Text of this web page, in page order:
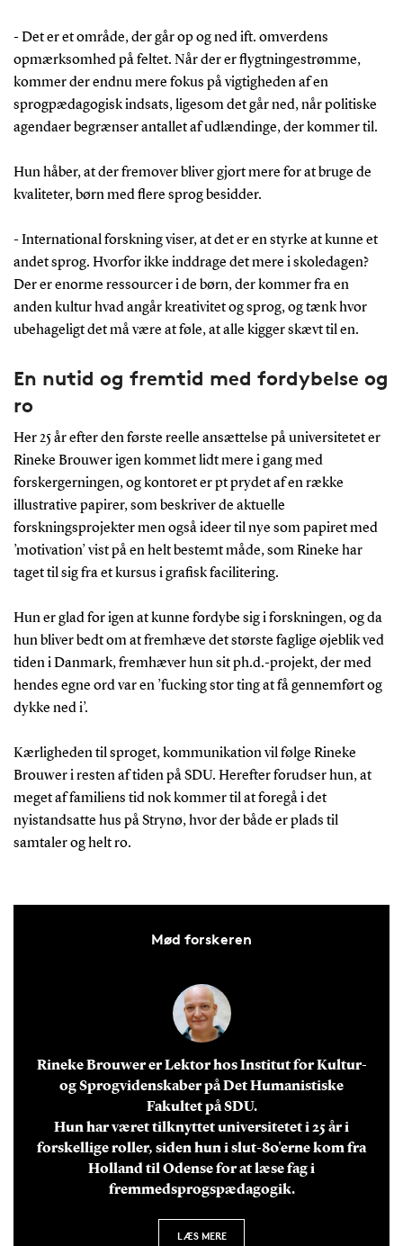
- Det er et område, der går op og ned ift. omverdens
opmærksomhed på feltet. Når der er flygtningestrømme,
kommer der endnu mere fokus på vigtigheden af en
sprogpædagogisk indsats, ligesom det går ned, når politiske
agendaer begrænser antallet af udlændinge, der kommer til.
Hun håber, at der fremover bliver gjort mere for at bruge de
kvaliteter, børn med flere sprog besidder.
- International forskning viser, at det er en styrke at kunne et
andet sprog. Hvorfor ikke inddrage det mere i skoledagen?
Der er enorme ressourcer i de børn, der kommer fra en
anden kultur hvad angår kreativitet og sprog, og tænk hvor
ubehageligt det må være at føle, at alle kigger skævt til en.
En nutid og fremtid med fordybelse og
ro
Her 25 år efter den første reelle ansættelse på universitetet er
Rineke Brouwer igen kommet lidt mere i gang med
forskergerningen, og kontoret er pt prydet af en række
illustrative papirer, som beskriver de aktuelle
forskningsprojekter men også ideer til nye som papiret med
’motivation’ vist på en helt bestemt måde, som Rineke har
taget til sig fra et kursus i grafisk facilitering.
Hun er glad for igen at kunne fordybe sig i forskningen, og da
hun bliver bedt om at fremhæve det største faglige øjeblik ved
tiden i Danmark, fremhæver hun sit ph.d.-projekt, der med
hendes egne ord var en ’fucking stor ting at få gennemført og
dykke ned i’.
Kærligheden til sproget, kommunikation vil følge Rineke
Brouwer i resten af tiden på SDU. Herefter forudser hun, at
meget af familiens tid nok kommer til at foregå i det
nyistandsatte hus på Strynø, hvor der både er plads til
samtaler og helt ro.
Mød forskeren
Rineke Brouwer er Lektor hos Institut for Kultur-
og Sprogvidenskaber på Det Humanistiske
Fakultet på SDU.
Hun har været tilknyttet universitetet i 25 år i
forskellige roller, siden hun i slut-80'erne kom fra
Holland til Odense for at læse fag i
fremmedsprogspædagogik.
LÆS MERE